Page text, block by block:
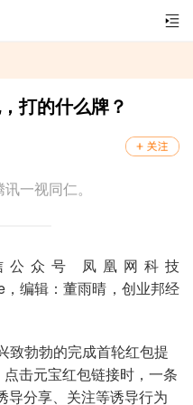
打的什么牌？
一视同仁。
公众号 凤凰网科技
，编辑：董雨晴，创业邦经
致勃勃的完成首轮红包提
击元宝红包链接时，一条
导分享、关注等诱导行为